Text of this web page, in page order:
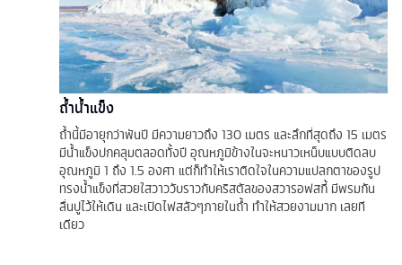
ถ้ำน้ำแข็ง
ถ้ำนี้มีอายุกว่าพันปี มีความยาวถึง 130 เมตร และลึกที่สุดถึง 15 เมตร
มีน้ำแข็งปกคลุมตลอดทั้งปี อุณหภูมิข้างในจะหนาวเหน็บแบบติดลบ
อุณหภูมิ 1 ถึง 1.5 องศา แต่ก็ทำให้เราติดใจในความแปลกตาของรูป
ทรงน้ำแข็งที่สวยใสวาววับราวกับคริสตัลของสวารอฟสกี้ มีพรมกัน
ลื่นปูไว้ให้เดิน และเปิดไฟสลัวๆภายในถ้ำ ทำให้สวยงามมาก เลยที
เดียว